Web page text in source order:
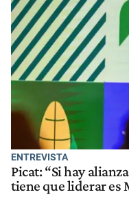
ENTREVISTA
Picat: “Si hay
tiene que liderar es